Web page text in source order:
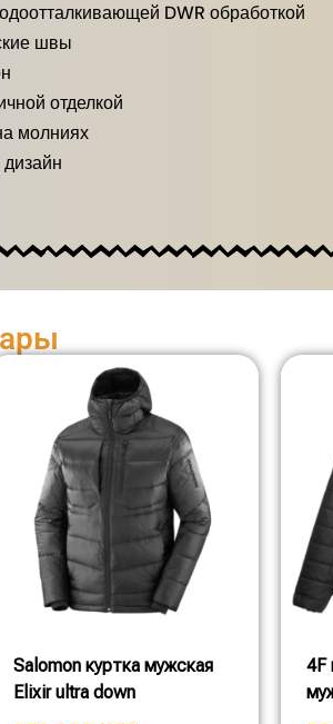
DWR обработкой
швы
отделкой
молниях
Salomon куртка мужская
Elixir ultra down
4F